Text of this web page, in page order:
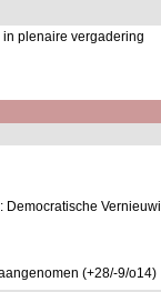
in plenaire vergadering
Democratische
(+28/-9/o14)